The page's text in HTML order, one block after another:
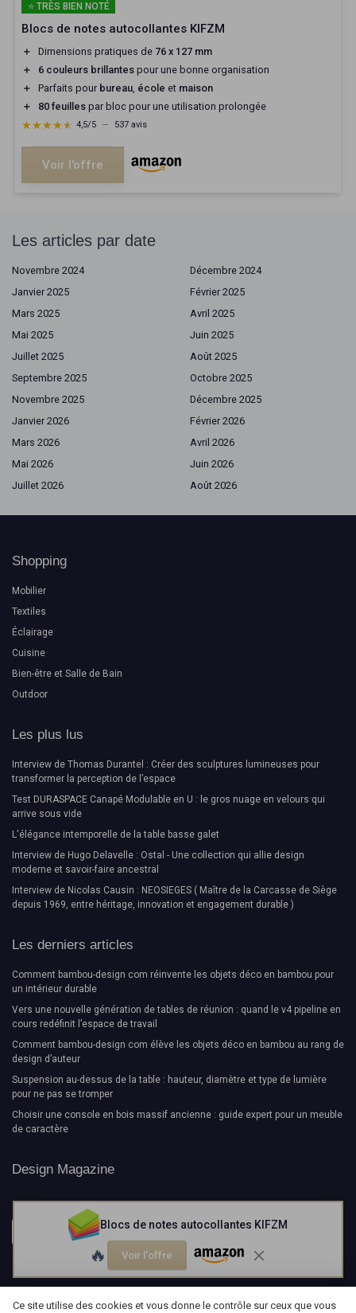
⭐ TRÈS BIEN NOTÉ
Blocs de notes autocollantes KIFZM
＋ Dimensions pratiques de 76 x 127 mm
＋
6 couleurs brillantes pour une bonne organisation
＋
Parfaits pour bureau école et maison
＋
80 feuilles par bloc pour une utilisation prolongée
★★★★★
★★★★★ 4,5/5 — 537 avis
Voir l'offre
Blocs de notes autocollantes KIFZM
🔥 Voir l'offre
Les articles par date
Novembre 2024
Décembre 2024
Janvier 2025
Février 2025
Mars 2025
Avril 2025
Mai 2025
Juin 2025
Juillet 2025
Août 2025
Septembre 2025
Octobre 2025
Novembre 2025
Décembre 2025
Janvier 2026
Février 2026
Mars 2026
Avril 2026
Mai 2026
Juin 2026
Juillet 2026
Août 2026
Shopping
Mobilier
Textiles
Éclairage
Cuisine
Bien-être et Salle de Bain
Outdoor
Les plus lus
Interview de Thomas Durantel : Créer des sculptures lumineuses pour
transformer la perception de l’espace
Test DURASPACE Canapé Modulable en U : le gros nuage en velours qui
arrive sous vide
L'élégance intemporelle de la table basse galet
Interview de Hugo Delavelle : Ostal - Une collection qui allie design
moderne et savoir-faire ancestral
Interview de Nicolas Causin : NEOSIEGES ( Maître de la Carcasse de Siège
depuis 1969, entre héritage, innovation et engagement durable )
Les derniers articles
Comment bambou-design com réinvente les objets déco en bambou pour
un intérieur durable
Vers une nouvelle génération de tables de réunion : quand le v4 pipeline en
cours redéfinit l’espace de travail
Comment bambou-design com élève les objets déco en bambou au rang de
design d’auteur
Suspension au-dessus de la table : hauteur, diamètre et type de lumière
pour ne pas se tromper
Choisir une console en bois massif ancienne : guide expert pour un meuble
de caractère
Design Magazine
Ce site utilise des cookies et vous donne le contrôle sur ceux que vous